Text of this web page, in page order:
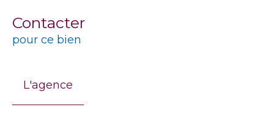
Contacter
pour ce bien
L'agence